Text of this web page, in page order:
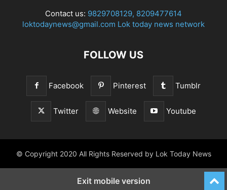
Contact us: 9829708129, 8209477614
loktodaynews@gmail.com Lok today news network
FOLLOW US
Facebook Pinterest Tumblr
Twitter Website Youtube
© Copyright 2020 All Rights Reserved by Lok Today News
Exit mobile version